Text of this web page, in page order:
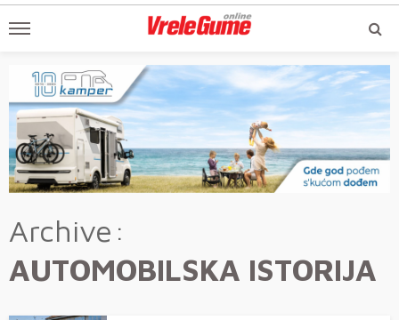
Archive
AUTOMOBILSKA ISTORIJA